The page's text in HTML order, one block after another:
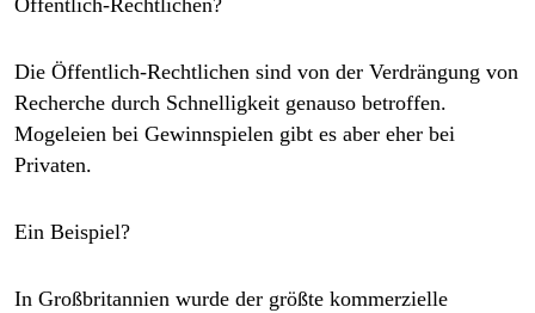
Öffentlich-Rechtlichen?
Die Öffentlich-Rechtlichen sind von der Verdrängung von
Recherche durch Schnelligkeit genauso betroffen.
Mogeleien bei Gewinnspielen gibt es aber eher bei
Privaten.
Ein Beispiel?
In Großbritannien wurde der größte kommerzielle